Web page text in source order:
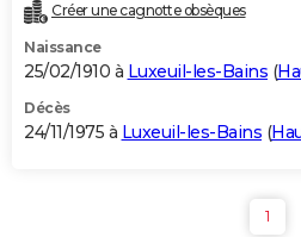
Créer une cagnotte obsèques
Naissance
25/02/1910 à Luxeuil-les-Bains (
Décès
24/11/1975 à Luxeuil-les-Bains (
1